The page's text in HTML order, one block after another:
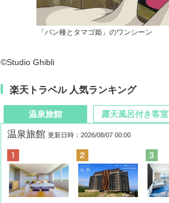
「パン種とタマゴ姫」のワンシーン
©Studio Ghibli
楽天トラベル 人気ランキング
温泉旅館
温泉旅館 更新日時：2026/08/07 00:00
露天風呂付き客室